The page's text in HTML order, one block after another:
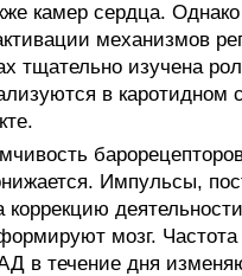
камер сердца.
механизмов
тщательно изучена
в каротидном
Импульсы,
коррекцию
мозг.
в течение дня